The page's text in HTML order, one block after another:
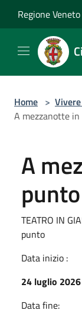
Regione Veneto
Home >
A mezzanotte
A
punto
TEATRO IN
punto
Data inizio :
24 luglio 2026
Data fine: